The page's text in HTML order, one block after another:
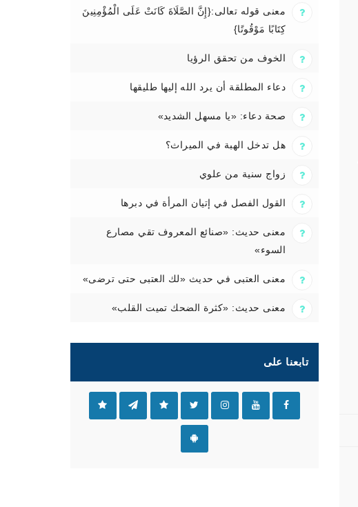
معنى قوله تعالى:{إِنَّ الصَّلَاةَ كَانَتْ عَلَى الْمُؤْمِنِينَ
كِتَابًا مَوْقُوتًا}
الخوف من تحقق الرؤيا
دعاء المطلقة أن يرد الله إليها طليقها
صحة دعاء: «يا مسهل الشديد»
هل تدخل الهبة في الميراث؟
زواج سنية من علوي
القول الفصل في إتيان المرأة في دبرها
معنى حديث: «صنائع المعروف تقي مصارع
السوء»
معنى العتبى في حديث «لك العتبى حتى ترضى»
معنى حديث: «كثرة الضحك تميت القلب»
تابعنا على